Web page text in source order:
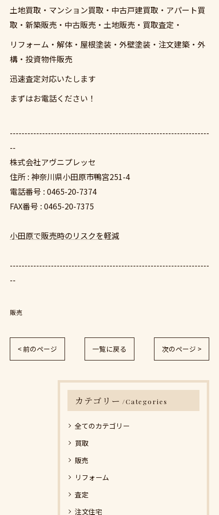
土地買取・マンション買取・中古戸建買取・アパート買
取・新築販売・中古販売・土地販売・買取査定・
リフォーム・解体・屋根塗装・外壁塗装・注文建築・外
構・投資物件販売
迅速査定対応いたします
まずはお電話ください！
--------------------------------------------------------------------
--
株式会社アヴニプレッセ
住所 : 神奈川県小田原市鴨宮251-4
電話番号 : 0465-20-7374
FAX番号 : 0465-20-7375
小田原で販売時のリスクを軽減
--------------------------------------------------------------------
--
販売
< 前のページ 一覧に戻る 次のページ >
カテゴリー Categories
全てのカテゴリー
買取
販売
リフォーム
査定
注文住宅